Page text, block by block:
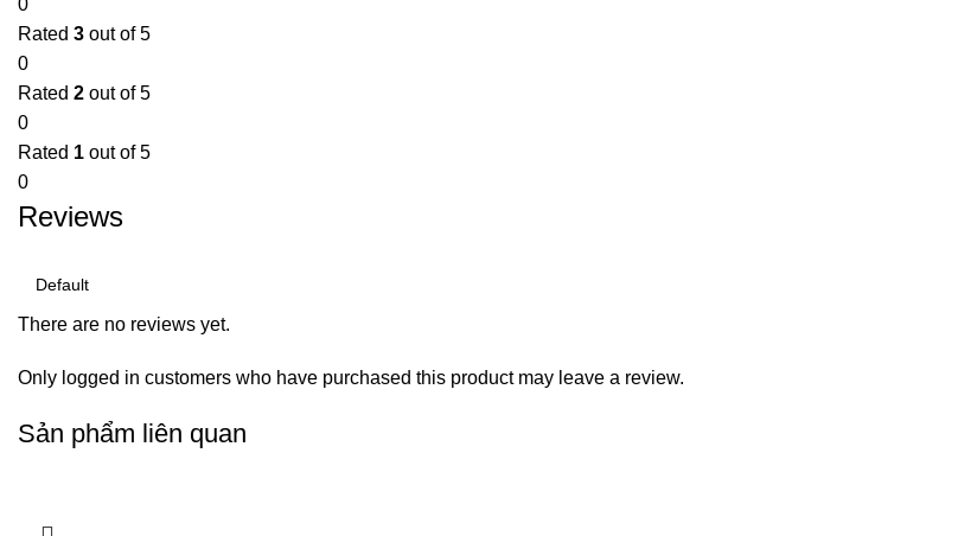
0
Rated 3 out of 5
0
Rated 2 out of 5
0
Rated 1 out of 5
0
Reviews
There are no reviews yet.
Only logged in customers who have purchased this product may leave a review.
Sản phẩm liên quan